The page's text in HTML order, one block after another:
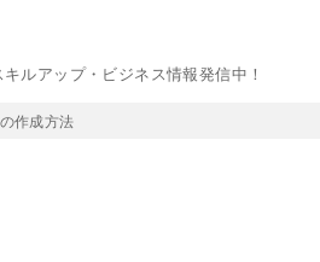
ルアップ・ビジネス情報発信中！
作成方法